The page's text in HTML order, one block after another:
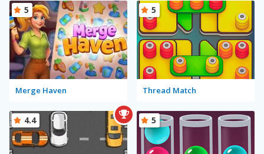
Merge Haven
5
Thread Match
5
4.4 5